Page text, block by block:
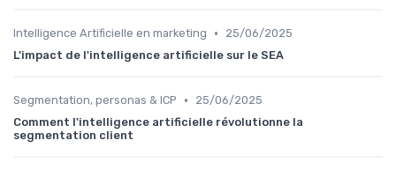
Intelligence Artificielle en marketing •
25/06/2025
L'impact de l'intelligence artificielle sur le SEA
Segmentation, personas & ICP •
25/06/2025
Comment l'intelligence artificielle révolutionne la
segmentation client